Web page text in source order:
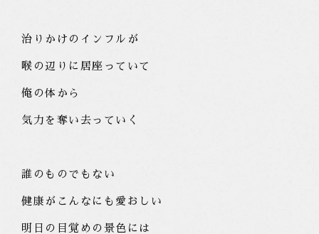
治りかけのインフルが
喉の辺りに居座っていて
俺の体から
気力を奪い去っていく
誰のものでもない
健康がこんなにも愛おしい
明日の目覚めの景色には